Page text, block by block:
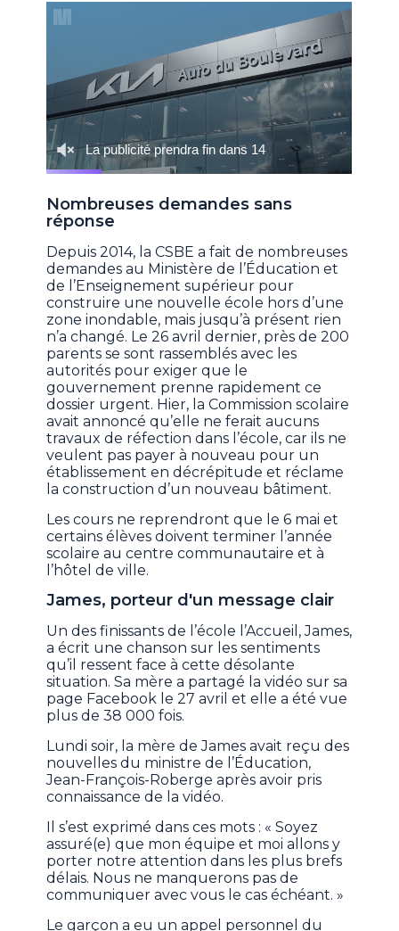
Nombreuses demandes sans
réponse
Depuis 2014, la CSBE a fait de nombreuses
demandes au Ministère de l’Éducation et
de l’Enseignement supérieur pour
construire une nouvelle école hors d’une
zone inondable, mais jusqu’à présent rien
n’a changé. Le 26 avril dernier, près de 200
parents se sont rassemblés avec les
autorités pour exiger que le
gouvernement prenne rapidement ce
dossier urgent. Hier, la Commission scolaire
avait annoncé qu’elle ne ferait aucuns
travaux de réfection dans l’école, car ils ne
veulent pas payer à nouveau pour un
établissement en décrépitude et réclame
la construction d’un nouveau bâtiment.
Les cours ne reprendront que le 6 mai et
certains élèves doivent terminer l’année
scolaire au centre communautaire et à
l’hôtel de ville.
James, porteur d'un message clair
Un des finissants de l’école l’Accueil, James,
a écrit une chanson sur les sentiments
qu’il ressent face à cette désolante
situation. Sa mère a partagé la vidéo sur sa
page Facebook le 27 avril et elle a été vue
plus de 38 000 fois.
Lundi soir, la mère de James avait reçu des
nouvelles du ministre de l’Éducation,
Jean-François-Roberge après avoir pris
connaissance de la vidéo.
Il s’est exprimé dans ces mots : « Soyez
assuré(e) que mon équipe et moi allons y
porter notre attention dans les plus brefs
délais. Nous ne manquerons pas de
communiquer avec vous le cas échéant. »
Le garçon a eu un appel personnel du